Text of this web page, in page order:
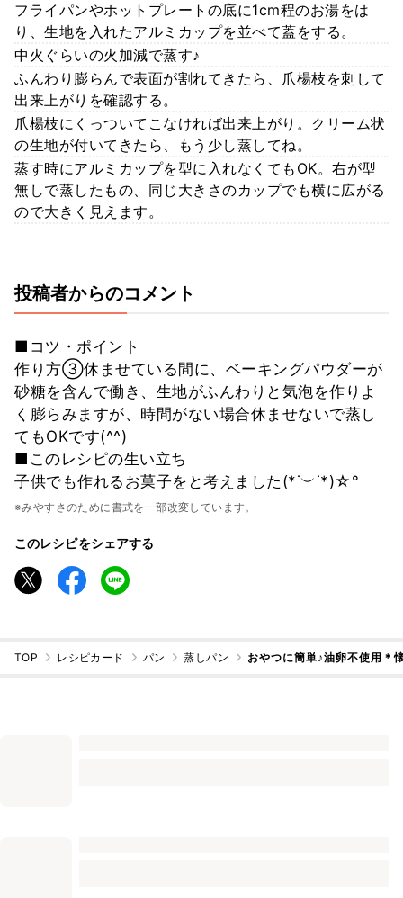
フライパンやホットプレートの底に1cm程のお湯をは
り、生地を入れたアルミカップを並べて蓋をする。
中火ぐらいの火加減で蒸す♪
ふんわり膨らんで表面が割れてきたら、爪楊枝を刺して
出来上がりを確認する。
爪楊枝にくっついてこなければ出来上がり。クリーム状
の生地が付いてきたら、もう少し蒸してね。
蒸す時にアルミカップを型に入れなくてもOK。右が型
無しで蒸したもの、同じ大きさのカップでも横に広がる
ので大きく見えます。
投稿者からのコメント
■コツ・ポイント
作り方③休ませている間に、ベーキングパウダーが
砂糖を含んで働き、生地がふんわりと気泡を作りよ
く膨らみますが、時間がない場合休ませないで蒸し
てもOKです(^^)
■このレシピの生い立ち
子供でも作れるお菓子をと考えました(*˙︶˙*)☆°
※みやすさのために書式を一部改変しています。
このレシピをシェアする
TOP レシピカード パン 蒸しパン おやつに簡単♪油卵不使用＊